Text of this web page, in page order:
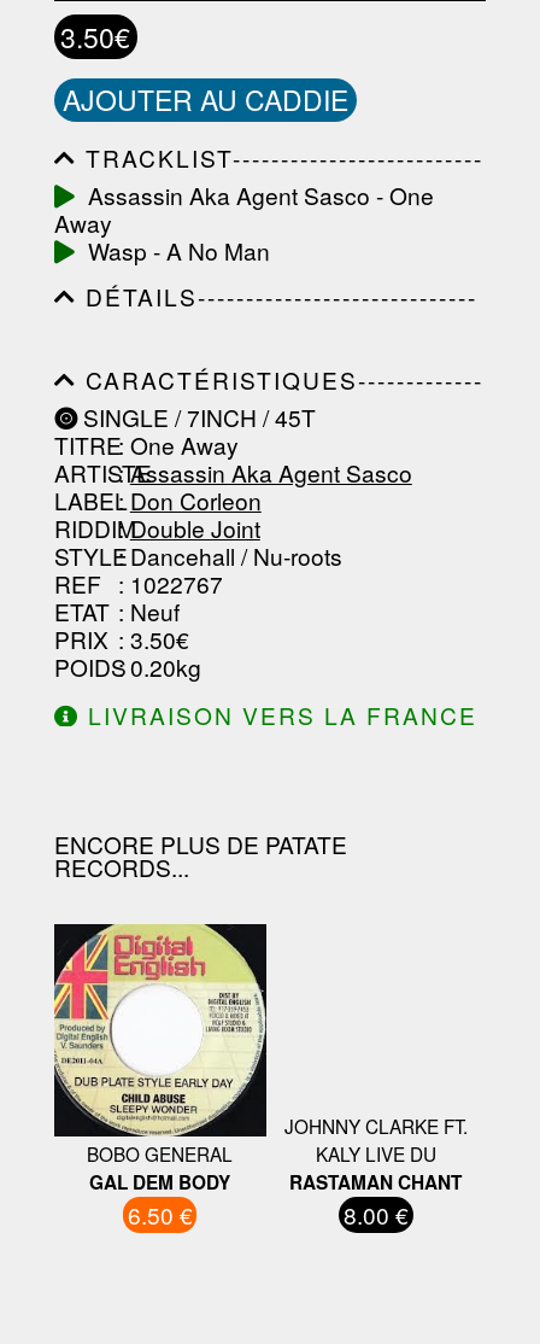
3.50€
AJOUTER AU CADDIE
TRACKLIST--------------------------
-----------------------------------------
-----------------------------------------
-----------------------------------------
-----------------------------------------
-------------------
Assassin Aka Agent Sasco - One
Away
Wasp - A No Man
DÉTAILS-----------------------------
-----------------------------------------
-----------------------------------------
----------------
CARACTÉRISTIQUES-------------
-----------------------------------------
-----------------------------------------
-----------------------------------------
-----------------------------------------
--------------------------------
SINGLE / 7INCH / 45T
TITRE: One Away
ARTISTE
:Assassin Aka Agent Sasco
LABEL
:Don Corleon
RIDDIM
:Double Joint
STYLE: Dancehall / Nu-roots
REF : 1022767
ETAT : Neuf
PRIX : 3.50€
POIDS: 0.20kg
LIVRAISON VERS LA FRANCE
ENCORE PLUS DE PATATE
RECORDS...
BOBO GENERAL
GAL DEM BODY
6.50 €
JOHNNY CLARKE FT.
KALY LIVE DU
RASTAMAN CHANT
8.00 €